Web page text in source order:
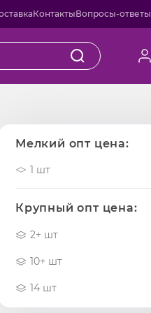
КонтактыВопросы-ответы
Мелкий опт цена:
1 шт
Крупный опт цена:
2+ шт
10+ шт
14 шт